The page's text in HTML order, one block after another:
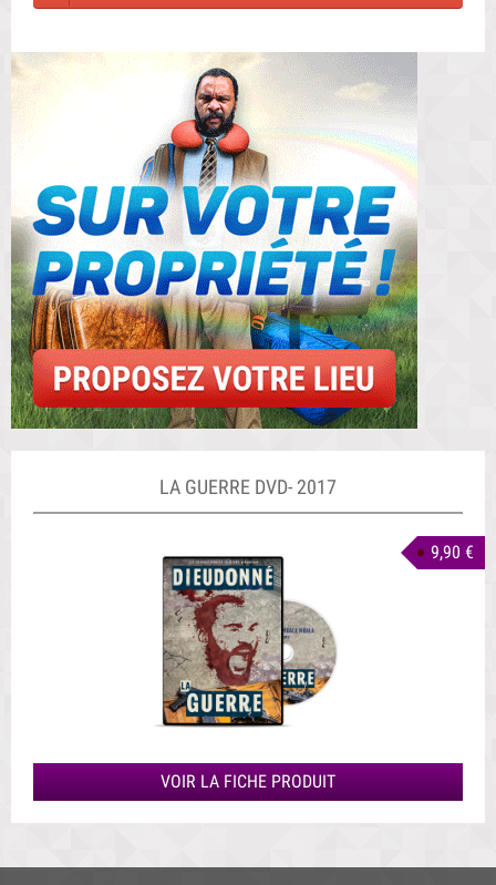
LA GUERRE DVD- 2017
9,90 €
VOIR LA FICHE PRODUIT